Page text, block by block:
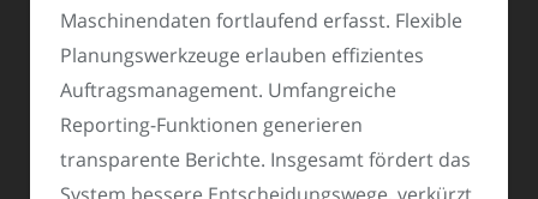
Maschinendaten fortlaufend erfasst. Flexible
Planungswerkzeuge erlauben effizientes
Auftragsmanagement. Umfangreiche
Reporting-Funktionen generieren
transparente Berichte. Insgesamt fördert das